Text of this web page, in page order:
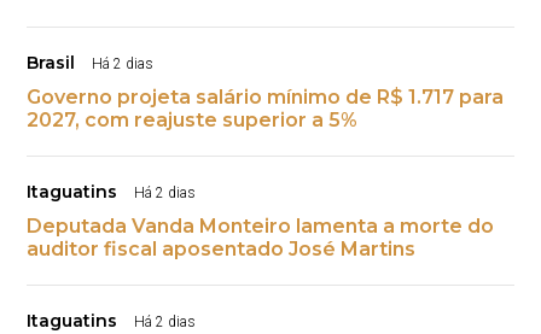
Brasil Há 2 dias
Governo projeta salário mínimo de R$ 1.717 para
2027, com reajuste superior a 5%
Itaguatins Há 2 dias
Deputada Vanda Monteiro lamenta a morte do
auditor fiscal aposentado José Martins
Itaguatins Há 2 dias